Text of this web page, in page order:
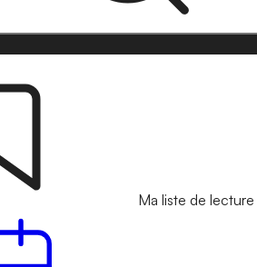
Ma liste de lecture